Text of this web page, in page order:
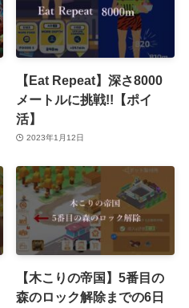
【Eat Repeat】深さ8000
メートルに挑戦!!【ポイ
活】
2023年1月12日
【木こりの帝国】5番目の
森のロック解除までの6日